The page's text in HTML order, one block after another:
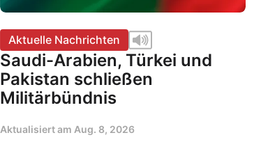
Aktuelle Nachrichten
Saudi-Arabien, Türkei und
Pakistan schließen
Militärbündnis
Aktualisiert am Aug. 8, 2026